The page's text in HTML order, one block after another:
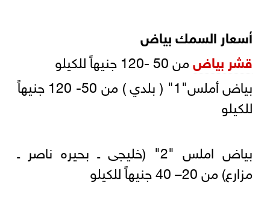
أسعار السمك بياض
قشر بياضمن 50 -120 جنيهاً للكيلو
بياض أملس"1" ( بلدي ) من 50- 120 جنيهاً
للكيلو
بياض املس "2" (خليجى ـ بحيره ناصر ـ
مزارع) من 20– 40 جنيهاً للكيلو